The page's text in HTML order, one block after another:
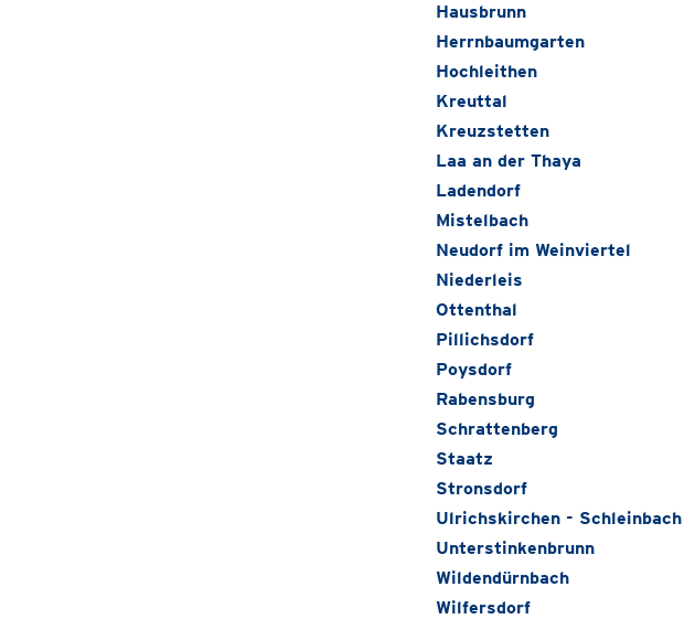
Hausbrunn
Herrnbaumgarten
Hochleithen
Kreuttal
Kreuzstetten
Laa an der Thaya
Ladendorf
Mistelbach
Neudorf im Weinviertel
Niederleis
Ottenthal
Pillichsdorf
Poysdorf
Rabensburg
Schrattenberg
Staatz
Stronsdorf
Ulrichskirchen - Schleinbach
Unterstinkenbrunn
Wildendürnbach
Wilfersdorf